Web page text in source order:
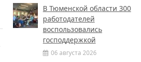
В Тюменской области 300
работодателей
воспользовались
господдержкой
06 августа 2026